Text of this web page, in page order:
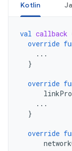
Kotlin
val callback
override
...
}
override
...
}
override